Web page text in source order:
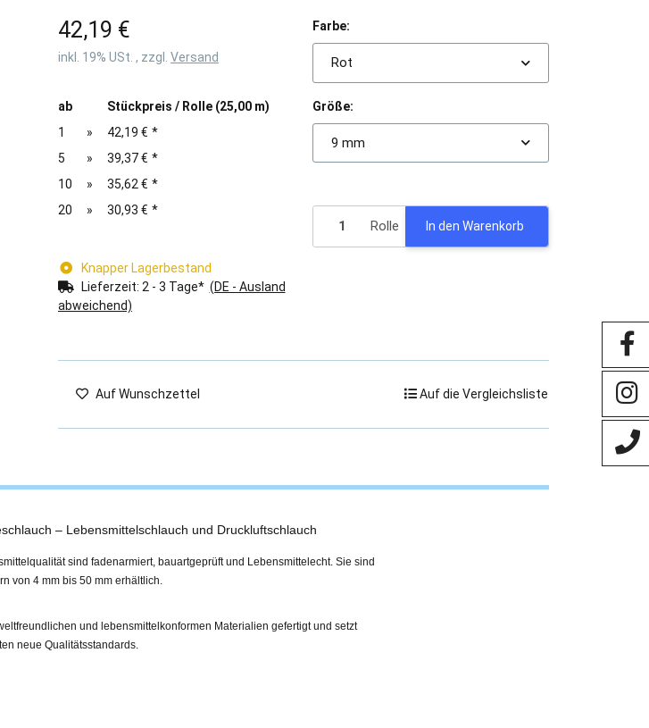
42,19 €
inkl. 19% USt. , zzgl. Versand
ab
Stückpreis / Rolle (25,00 m)
1
» 42,19 € *
5
» 39,37 € *
10
» 35,62 € *
20
» 30,93 € *
Knapper Lagerbestand
Lieferzeit: 2 - 3 Tage* (DE - Ausland
abweichend)
Farbe:
Rot
Größe:
9 mm
Rolle In den Warenkorb
Auf Wunschzettel Auf die Vergleichsliste
– Lebensmittelschlauch und Druckluftschlauch
sind fadenarmiert, bauartgeprüft und Lebensmittelecht. Sie sind
von 4 mm bis 50 mm erhältlich.
und lebensmittelkonformen Materialien gefertigt und setzt
neue Qualitätsstandards.